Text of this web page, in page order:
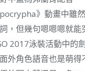
》動畫中雖
，但幾句嗯嗯嗯就能
2017泳裝活動中的
外角色語音也是萌得